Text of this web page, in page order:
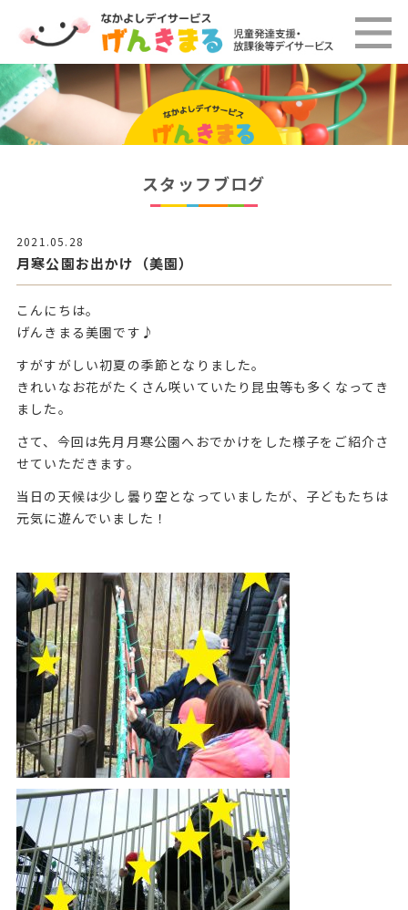
スタッフブログ
2021.05.28
月寒公園お出かけ（美園）
こんにちは。
げんきまる美園です♪
すがすがしい初夏の季節となりました。
きれいなお花がたくさん咲いていたり昆虫等も多くなってき
ました。
さて、今回は先月月寒公園へおでかけをした様子をご紹介さ
せていただきます。
当日の天候は少し曇り空となっていましたが、子どもたちは
元気に遊んでいました！